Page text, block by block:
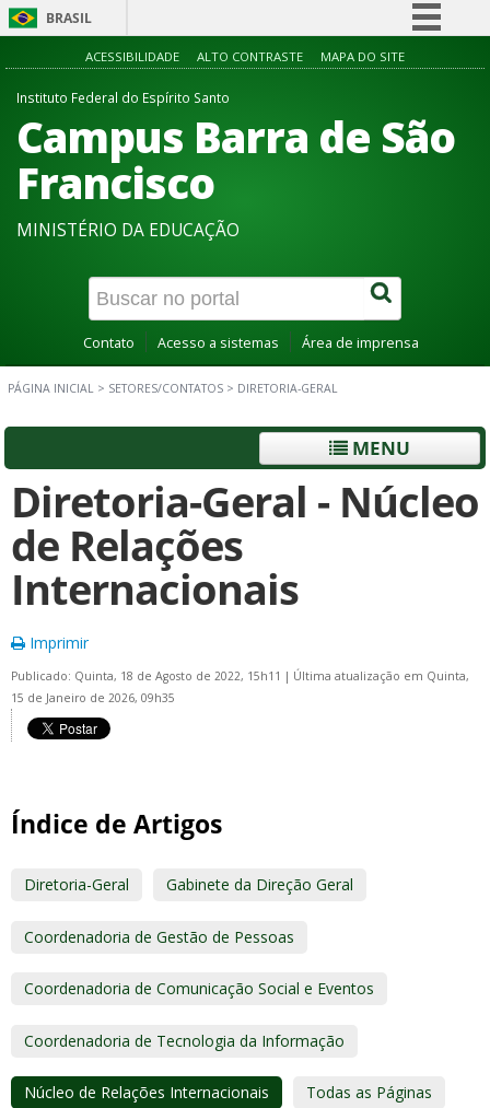
BRASIL
Simplifique!
Participe
Acesso à informação
ACESSIBILIDADE ALTO CONTRASTE MAPA DO SITE
Instituto Federal do Espírito Santo
Campus Barra de São
Francisco
MINISTÉRIO DA EDUCAÇÃO
Contato Acesso a sistemas Área de imprensa
PÁGINA INICIAL > SETORES/CONTATOS > DIRETORIA-GERAL
MENU
Diretoria-Geral - Núcleo
de Relações
Internacionais
Imprimir
Publicado: Quinta, 18 de Agosto de 2022, 15h11 | Última atualização em Quinta,
15 de Janeiro de 2026, 09h35
Índice de Artigos
Diretoria-Geral Gabinete da Direção Geral
Coordenadoria de Gestão de Pessoas
Coordenadoria de Comunicação Social e Eventos
Coordenadoria de Tecnologia da Informação
Núcleo de Relações Internacionais Todas as Páginas